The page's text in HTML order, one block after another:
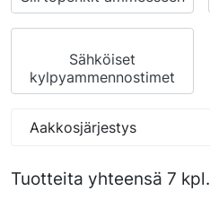
Sähköiset
kylpyammennostimet
Tuotteita yhteensä 7 kpl.
Aakkosjärjestys